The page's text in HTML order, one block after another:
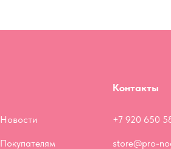
Новости
Покупателям
Контакты
+7 920 650
store@pro-